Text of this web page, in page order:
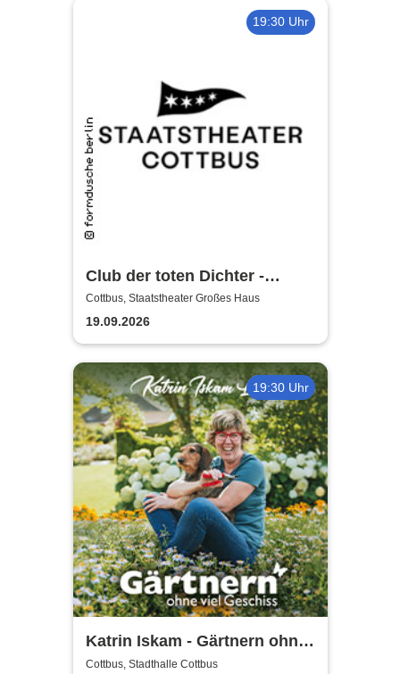
19:30 Uhr
Club der toten Dichter -
Staatstheater Cottbus
Cottbus, Staatstheater Großes Haus
19.09.2026
19:30 Uhr
Katrin Iskam - Gärtnern ohne
viel Geschiss
Cottbus, Stadthalle Cottbus